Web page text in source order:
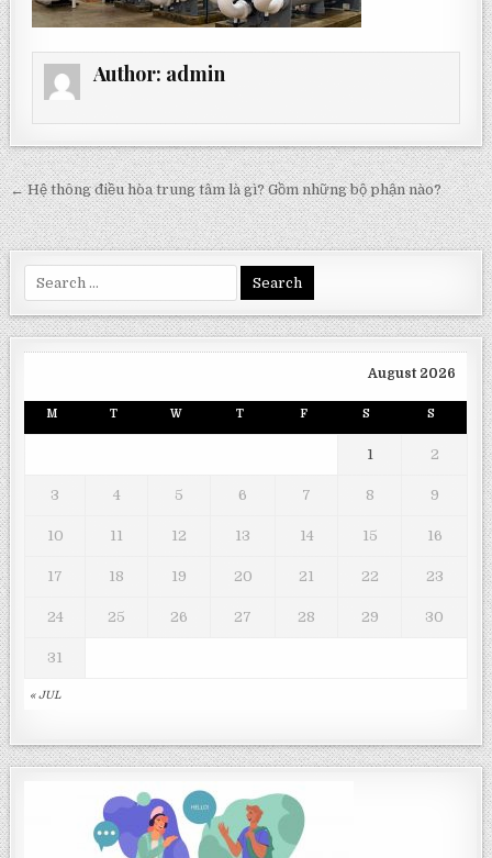
Author: admin
Post
navigation
← Hệ thông điều hòa trung tâm là gì? Gồm những bộ phận nào?
for:
August 2026
M T W T F S S
« JUL
1 2
3 4 5 6 7 8 9
10 11 12 13 14 15 16
17 18 19 20 21 22 23
24 25 26 27 28 29 30
31